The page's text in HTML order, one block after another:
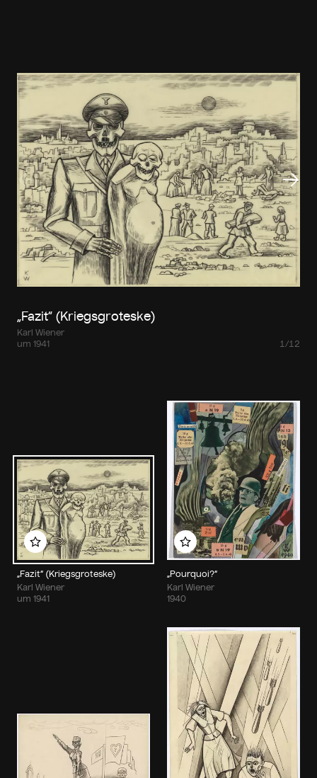
Vorheriger Slide
„Fazit“ (Kriegsgroteske)
Karl Wiener
um 1941
1/12
„Fazit“ (Kriegsgroteske)
Karl Wiener
um 1941
Zu meinem Album hinzufügen
„Pourquoi?“
Karl Wiener
1940
Zu meinem Album